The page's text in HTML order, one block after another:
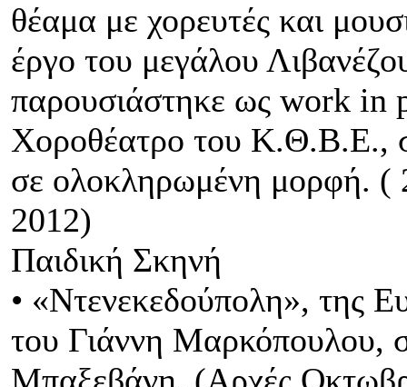
θέαμα με χορευτές και
έργο του μεγάλου
παρουσιάστηκε ως work in
Χοροθέατρο του Κ.Θ.Β.Ε.,
σε ολοκληρωμένη μορφή. (
2012)
Παιδική Σκηνή
• «Ντενεκεδούπολη», της
του Γιάννη Μαρκόπουλου,